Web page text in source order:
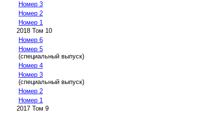
Номер 3
Номер 2
Номер 1
2018 Том 10
Номер 6
Номер 5
(специальный выпуск)
Номер 4
Номер 3
(специальный выпуск)
Номер 2
Номер 1
2017 Том 9